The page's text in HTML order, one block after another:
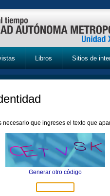
Libros Sitios de
necesario que ingreses el texto que
Generar otro código